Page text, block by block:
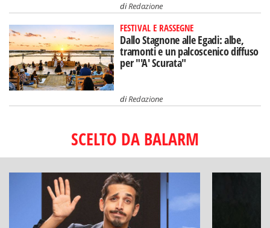
diRedazione
FESTIVAL E RASSEGNE
Dallo Stagnone alle Egadi: albe,
tramonti e un palcoscenico diffuso
per "'A' Scurata"
diRedazione
SCELTO DA BALARM